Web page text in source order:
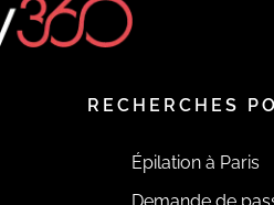
RECHERCHES
Épilation à Paris